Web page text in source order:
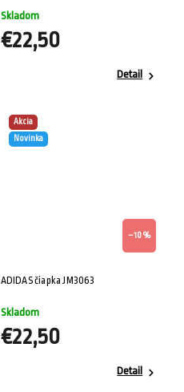
Skladom
€22,50
Detail
Akcia
Novinka
–10 %
ADIDAS čiapka JM3063
Skladom
€22,50
Detail